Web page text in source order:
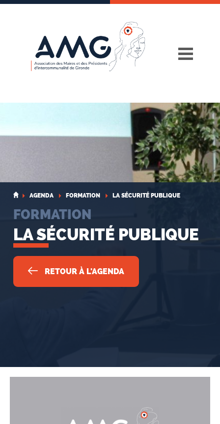
Skip
AGENDA FORMATION LA SÉCURITÉ PUBLIQUE
FORMATION
LA SÉCURITÉ PUBLIQUE
RETOUR À L'AGENDA